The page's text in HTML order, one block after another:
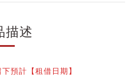
描述
預計【租借日期】